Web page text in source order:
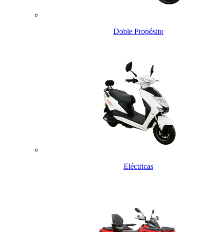
Doble Propósito
Eléctricas